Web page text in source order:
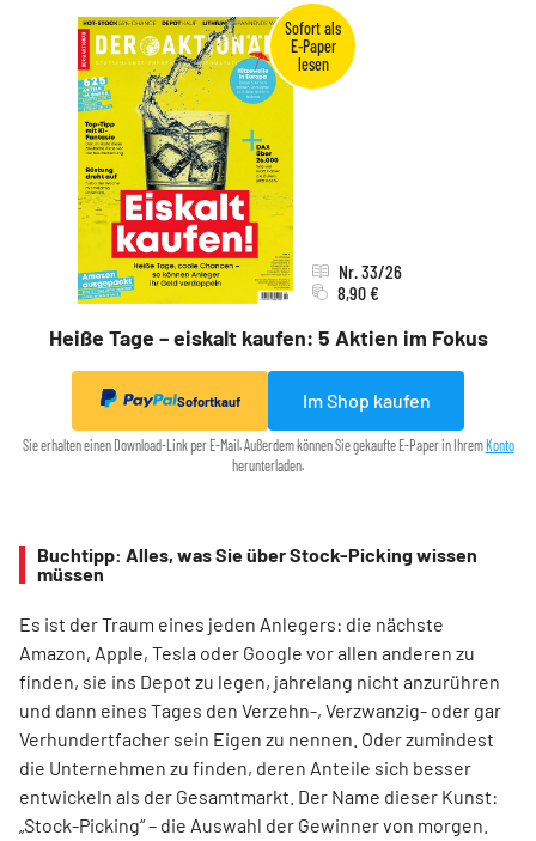
Heiße Tage – eiskalt kaufen: 5 Aktien im Fokus
Nr. 33/26
8,90 €
Sofortkauf Im Shop kaufen
Sie erhalten einen Download-Link per E-Mail. Außerdem können Sie gekaufte E-Paper in Ihrem Konto
herunterladen.
Buchtipp: Alles, was Sie über Stock-Picking wissen
müssen
Es ist der Traum eines jeden Anlegers: die nächste
Amazon, Apple, Tesla oder Google vor allen anderen zu
finden, sie ins Depot zu legen, jahrelang nicht anzurühren
und dann eines Tages den Verzehn-, Verzwanzig- oder gar
Verhundertfacher sein Eigen zu nennen. Oder zumindest
die Unternehmen zu finden, deren Anteile sich besser
entwickeln als der Gesamtmarkt. Der Name dieser Kunst:
„Stock-Picking“ – die Auswahl der Gewinner von morgen.